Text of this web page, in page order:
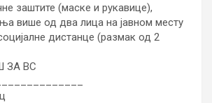
заштите (маске и рукавице),
више од два лица на јавном месту
дистанце (размак од 2
ЗА ВС